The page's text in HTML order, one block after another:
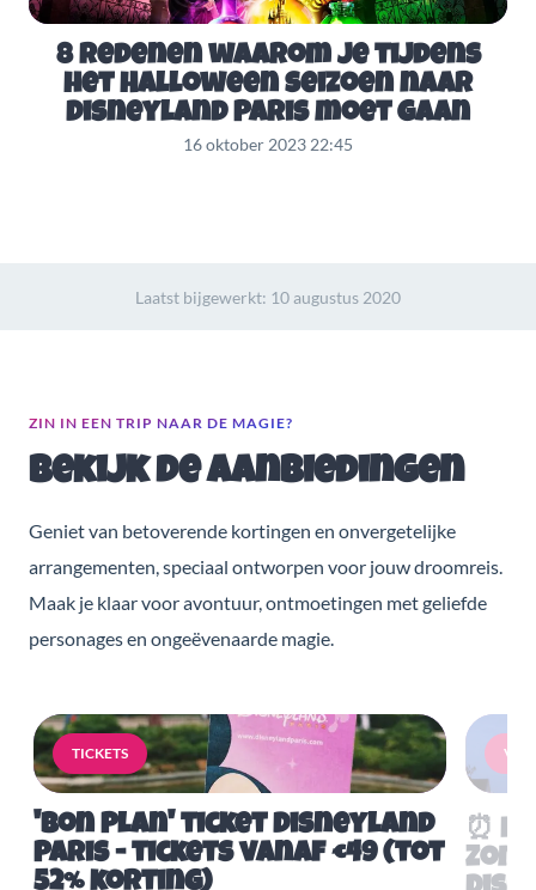
8 redenen waarom je tijdens
het Halloween seizoen naar
Disneyland Paris moet gaan
16 oktober 2023 22:45
Laatst bijgewerkt: 10 augustus 2020
ZIN IN EEN TRIP NAAR DE MAGIE?
Bekijk de aanbiedingen
Geniet van betoverende kortingen en onvergetelijke
arrangementen, speciaal ontworpen voor jouw droomreis.
Maak je klaar voor avontuur, ontmoetingen met geliefde
personages en ongeëvenaarde magie.
TICKETS
'Bon Plan' ticket Disneyland
Paris - tickets vanaf €49 (tot
52% korting)
⏰